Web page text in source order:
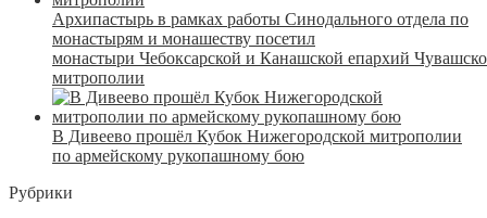
Архипастырь в рамках работы Синодального отдела по
монастырям и монашеству посетил
монастыри Чебоксарской и Канашской епархий
митрополии
В Дивеево прошёл Кубок Нижегородской митрополии
по армейскому рукопашному бою
Рубрики